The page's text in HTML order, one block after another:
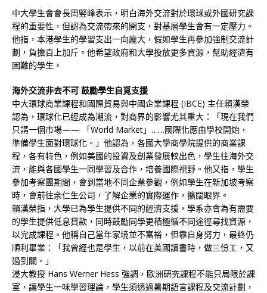
中大學生會會長周竪峰表示，明白海外交流對於環球或外國研究課
程的重要性，但認為交流帶來的開支，對基層學生會有一定壓力。
他指，本港學生的學習支出一向龐大，假如學生再參加強制交流計
劃，負擔百上加斤。他希望政府和大學投放更多資源，幫助經濟有
困難的學生。
海外交流非去不可 鼓勵學生自覓支援
中大環球商業課程和國際貿易與中國企業課程 (IBCE) 主任賴漢榮
認為，環球化已經成為潮流，對商界的影響尤其重大：「現在我們
只講一個市場—— 「World Market」……國際化應由學校開始，
準備學生面對環球化。」他認為，各國大學商學院提供的商業課
程，各有特色，例如美國的投資及創業發展較出色，學生往海外交
流，能與各國學生一同學習及合作，培養國際視野。他又指，學生
參加考察團期間，會到當地不同企業參觀，例如學生在新加坡考察
時，會前往余仁生公司，了解企業的實際運作，擴闊眼界。
賴漢榮指，大學已為學生提供不同的經濟支援，學系亦會為有需要
的學生提供低息貸款，同時鼓勵同學更積極循不同途徑尋找資源，
以完成課程。他稱自己當年家境並不富裕，但靠自身努力，最終仍
順利畢業：「我曾經也是學生，以前在美國讀書時，做三份工，又
過到關。」
浸大教授 Hans Werner Hess 強調，歐洲研究課程不能只局限於課
室，讓學生一味學習理論，學生須透過暑期語言課程及交流計劃，